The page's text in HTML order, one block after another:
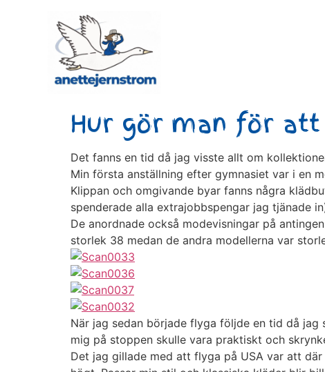
Hur gör man för att
Det fanns en tid då jag visste allt om
Min första anställning efter gymnasiet var i en
Klippan och omgivande byar fanns några
spenderade alla extrajobbspengar jag tjänade
De anordnade också modevisningar på
storlek 38 medan de andra modellerna var
När jag sedan började flyga följde en tid då
mig på stoppen skulle vara praktiskt och
Det jag gillade med att flyga på USA var att